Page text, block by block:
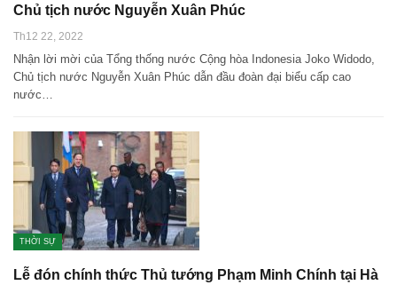
Chủ tịch nước Nguyễn Xuân Phúc
Th12 22, 2022
Nhận lời mời của Tổng thống nước Cộng hòa Indonesia Joko Widodo,
Chủ tịch nước Nguyễn Xuân Phúc dẫn đầu đoàn đại biểu cấp cao
nước…
THỜI SỰ
Lễ đón chính thức Thủ tướng Phạm Minh Chính tại Hà